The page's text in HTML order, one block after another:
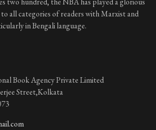
all categories of readers with Marxist and
in Bengali language.
Book Agency Private Limited
Street,Kolkata